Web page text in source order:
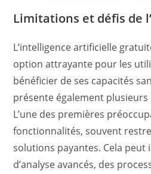
Limitations et défis de
L’intelligence artificielle
option attrayante pour les
bénéficier de ses capacités
présente également
L’une des premières
fonctionnalités, souvent
solutions payantes. Cela peut
d’analyse avancés, des